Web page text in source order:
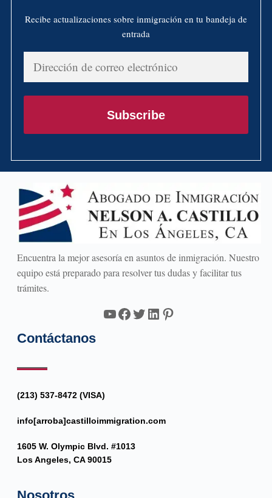
Recibe actualizaciones sobre inmigración en tu bandeja de
entrada
Dirección
correo
Subscribe
Encuentra la mejor asesoría en asuntos de inmigración. Nuestro
equipo está preparado para resolver tus dudas y facilitar tus
trámites.
YouTube
Facebook
Twitter
LinkedIn
Pinterest
Contáctanos
(213) 537-8472 (VISA)
info[arroba]castilloimmigration.com
1605 W. Olympic Blvd. #1013
Los Angeles, CA 90015